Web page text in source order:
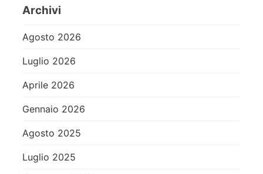
Archivi
Agosto 2026
Luglio 2026
Aprile 2026
Gennaio 2026
Agosto 2025
Luglio 2025